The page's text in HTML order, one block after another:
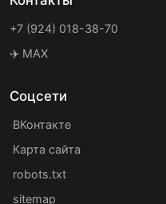
+7 (924) 018-38-70
✈️ MAX
Соцсети
ВКонтакте
Карта сайта
robots.txt
sitemap